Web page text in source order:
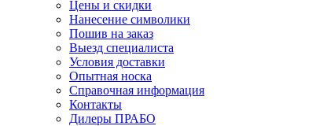
Цены и скидки
Нанесение символики
Пошив на заказ
Выезд специалиста
Условия доставки
Опытная носка
Справочная информация
Контакты
Дилеры ПРАБО